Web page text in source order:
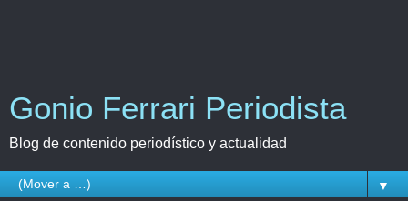
Gonio Ferrari Periodista
Blog de contenido periodístico y actualidad
▼